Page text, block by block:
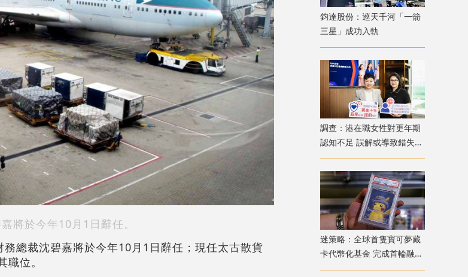
將於今年10月1日辭任。
總裁沈碧嘉將於今年10月1日辭任；現任太古散貨
位。
鈞達股份：巡天千河「一箭
三星」成功入軌
調查：港在職女性對更年期
認知不足 誤解或導致錯失
「黃金預防期」
迷策略：全球首隻寶可夢藏
卡代幣化基金 完成首輪融資
兼獲超購